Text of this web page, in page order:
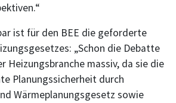
ist für den BEE die geforderte
„Schon die Debatte
Heizungsbranche massiv, da sie die
Planungssicherheit durch
Wärmeplanungsgesetz sowie